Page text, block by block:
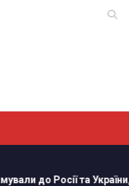
та України, -